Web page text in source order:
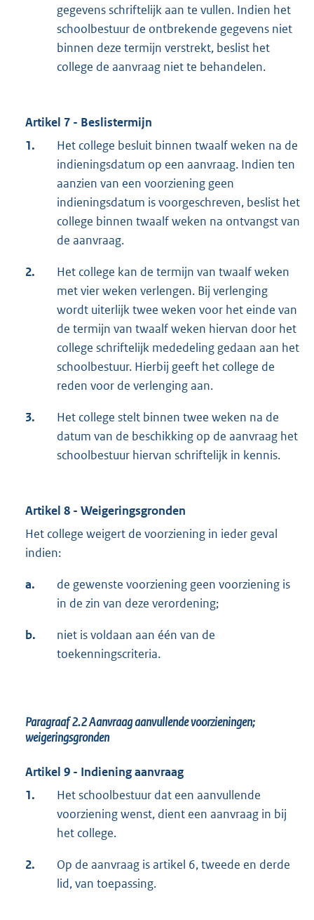
gegevens schriftelijk aan te vullen. Indien het
schoolbestuur de ontbrekende gegevens niet
binnen deze termijn verstrekt, beslist het
college de aanvraag niet te behandelen.
Artikel 7 - Beslistermijn
1.
Het college besluit binnen twaalf weken na de
indieningsdatum op een aanvraag. Indien ten
aanzien van een voorziening geen
indieningsdatum is voorgeschreven, beslist het
college binnen twaalf weken na ontvangst van
de aanvraag.
2.
Het college kan de termijn van twaalf weken
met vier weken verlengen. Bij verlenging
wordt uiterlijk twee weken voor het einde van
de termijn van twaalf weken hiervan door het
college schriftelijk mededeling gedaan aan het
schoolbestuur. Hierbij geeft het college de
reden voor de verlenging aan.
3.
Het college stelt binnen twee weken na de
datum van de beschikking op de aanvraag het
schoolbestuur hiervan schriftelijk in kennis.
Artikel 8 - Weigeringsgronden
Het college weigert de voorziening in ieder geval
indien:
a.
de gewenste voorziening geen voorziening is
in de zin van deze verordening;
b.
niet is voldaan aan één van de
toekenningscriteria.
Paragraaf 2.2 Aanvraag aanvullende voorzieningen;
weigeringsgronden
Artikel 9 - Indiening aanvraag
1.
Het schoolbestuur dat een aanvullende
voorziening wenst, dient een aanvraag in bij
het college.
2.
Op de aanvraag is artikel 6, tweede en derde
lid, van toepassing.